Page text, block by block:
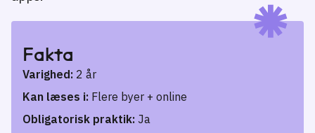
Fakta
Varighed: 2 år
Kan læses i: Flere byer + online
Obligatorisk praktik: Ja